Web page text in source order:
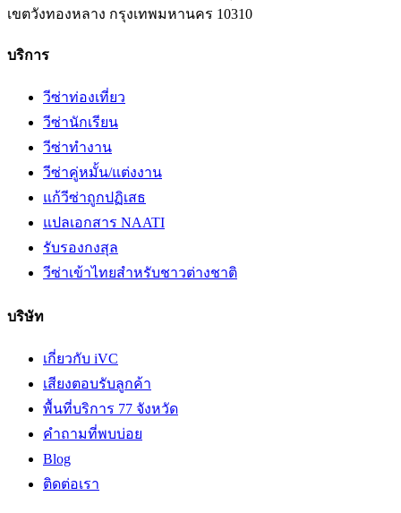
เขตวังทองหลาง กรุงเทพมหานคร 10310
บริการ
วีซ่าท่องเที่ยว
วีซ่านักเรียน
วีซ่าทำงาน
วีซ่าคู่หมั้น/แต่งงาน
แก้วีซ่าถูกปฏิเสธ
แปลเอกสาร NAATI
รับรองกงสุล
วีซ่าเข้าไทยสำหรับชาวต่างชาติ
บริษัท
เกี่ยวกับ iVC
เสียงตอบรับลูกค้า
พื้นที่บริการ 77 จังหวัด
คำถามที่พบบ่อย
Blog
ติดต่อเรา